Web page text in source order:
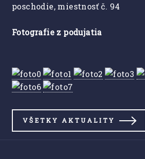
poschodie, miestnosť č. 94
Fotografie z podujatia
VŠETKY AKTUALITY